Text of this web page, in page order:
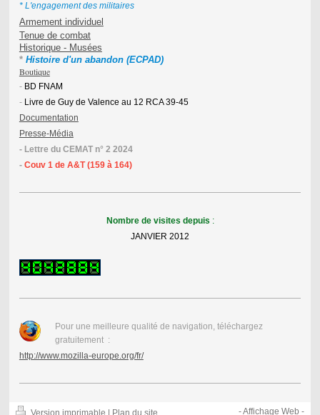
* L'engagement des militaires
Armement individuel
Tenue de combat
Historique - Musées
* Histoire d'un abandon (ECPAD)
Boutique
- BD FNAM
- Livre de Guy de Valence au 12 RCA 39-45
Documentation
Presse-Média
- Lettre du CEMAT n° 2 2024
- Couv 1 de A&T (159 à 164)
Nombre de visites depuis :
JANVIER 2012
Pour une meilleure qualité de navigation, téléchargez
gratuitement :
http://www.mozilla-europe.org/fr/
Version imprimable | Plan du site -Affichage Web -